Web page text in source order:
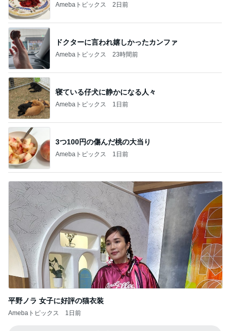
Amebaトピックス 2日前
ドクターに言われ嬉しかったカンファ
Amebaトピックス 23時間前
寝ている仔犬に静かになる人々
Amebaトピックス 1日前
3つ100円の傷んだ桃の大当り
Amebaトピックス 1日前
平野ノラ 女子に好評の猫衣装
Amebaトピックス 1日前